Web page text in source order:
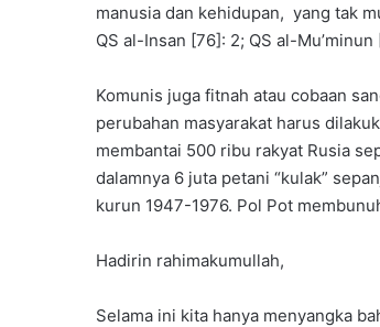
manusia dan kehidupan, yang tak
QS al-Insan [76]: 2; QS al-Mu’minun
Komunis juga fitnah atau cobaan
perubahan masyarakat harus
membantai 500 ribu rakyat Rusia
dalamnya 6 juta petani “kulak”
kurun 1947-1976. Pol Pot
Hadirin rahimakumullah,
Selama ini kita hanya menyangka